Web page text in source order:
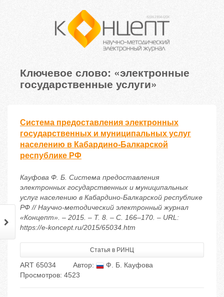
Ключевое слово: «электронные
государственные услуги»
Система предоставления электронных
государственных и муниципальных услуг
населению в Кабардино-Балкарской
республике РФ
Кауфова Ф. Б. Система предоставления
электронных государственных и муниципальных
услуг населению в Кабардино-Балкарской республике
РФ // Научно-методический электронный журнал
«Концепт». – 2015. – Т. 8. – С. 166–170. – URL:
https://e-koncept.ru/2015/65034.htm
Статья в РИНЦ
ART 65034 Автор:
Ф. Б. Кауфова
Просмотров: 4523